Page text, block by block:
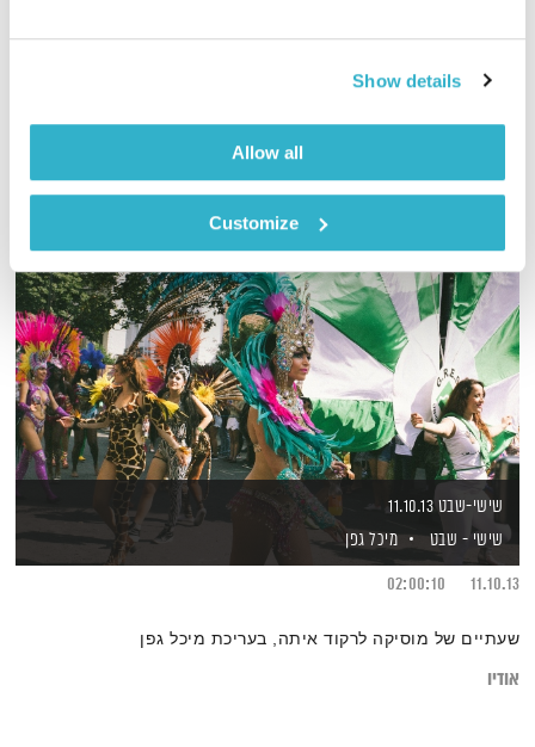
Show details
Allow all
Customize
אודיו
שישי-שבט 11.10.13
שישי - שבט
מיכל גפן
11.10.13
02:00:10
שעתיים של מוסיקה לרקוד איתה, בעריכת מיכל גפן
אודיו